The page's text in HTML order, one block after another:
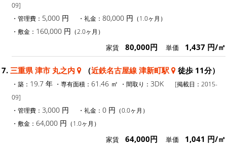
09]
・管理費： 5,000 円 ・礼金： 80,000 円 （1.0ヶ月）
・敷金： 160,000 円 （2.0ヶ月）
家賃 80,000円 単価 1,437 円/㎡
7. 三重県 津市 丸之内 （近鉄名古屋線 津新町駅 徒歩 11分）
・築： 19.7 年 ・専有面積： 61.46 ㎡ ・間取り： 3DK
[掲載日：2015-
09]
・管理費： 3,000 円 ・礼金： 0 円 （0.0ヶ月）
・敷金： 64,000 円 （1.0ヶ月）
家賃 64,000円 単価 1,041 円/㎡